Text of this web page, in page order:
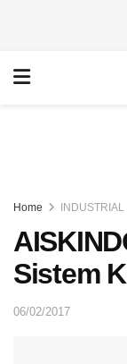
Home
Sistem
06/02/2017